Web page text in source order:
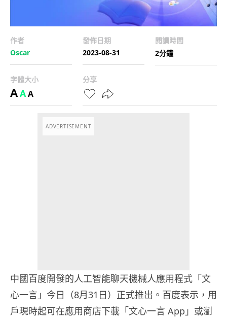
作者
Oscar
發佈日期
2023-08-31
閱讀時間
2分鐘
字體大小
AAA
分享
ADVERTISEMENT
中國百度開發的人工智能聊天機械人應用程式「文
心一言」今日（8月31日）正式推出。百度表示，用
戶現時起可在應用商店下載「文心一言 App」或瀏